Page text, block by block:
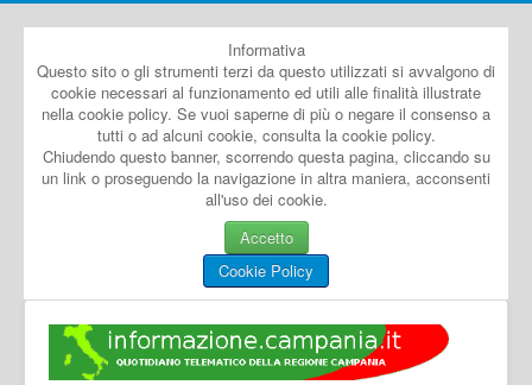
Informativa
Questo sito o gli strumenti terzi da questo utilizzati si avvalgono di
cookie necessari al funzionamento ed utili alle finalità illustrate
nella cookie policy. Se vuoi saperne di più o negare il consenso a
tutti o ad alcuni cookie, consulta la cookie policy.
Chiudendo questo banner, scorrendo questa pagina, cliccando su
un link o proseguendo la navigazione in altra maniera, acconsenti
all'uso dei cookie.
Accetto
Cookie Policy